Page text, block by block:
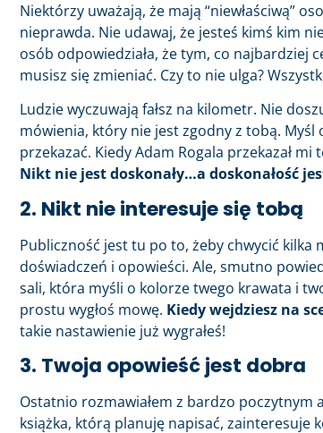
Niektórzy uważają, że mają “niewłaściwą”
nieprawda. Nie udawaj, że jesteś kimś kim
osób odpowiedziała, że tym, co najbardziej
musisz się zmieniać. Czy to nie ulga?
Ludzie wyczuwają fałsz na kilometr. Nie
mówienia, który nie jest zgodny z tobą.
przekazać. Kiedy Adam Rogala przekazał
Nikt nie jest doskonały…a doskonałość
2. Nikt nie interesuje się tobą
Publiczność jest tu po to, żeby chwycić kilka
doświadczeń i opowieści. Ale, smutno
sali, która myśli o kolorze twego krawata i
prostu wygłoś mowę. Kiedy wejdziesz na
takie nastawienie już wygrałeś!
3. Twoja opowieść jest dobra
Ostatnio rozmawiałem z bardzo poczytnym
książka, którą planuję napisać, zainteresuje